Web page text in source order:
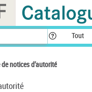
Tout
notices d’autorité